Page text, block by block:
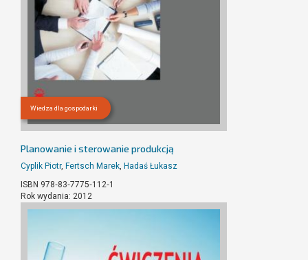
Wiedza dla gospodarki
Planowanie i sterowanie produkcją
Cyplik Piotr, Fertsch Marek, Hadaś Łukasz
ISBN 978‐83‐7775‐112‐1
Rok wydania: 2012